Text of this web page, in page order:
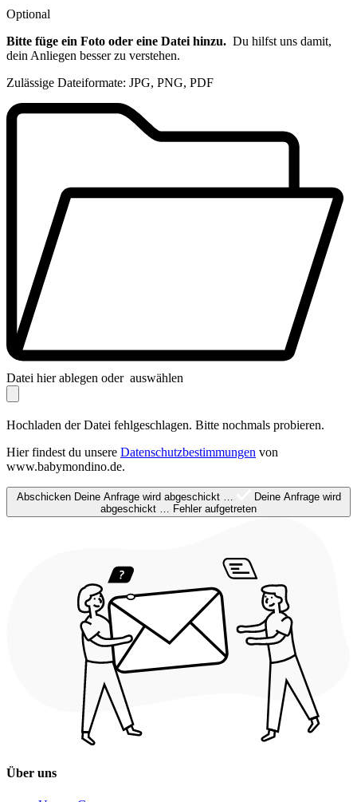
Optional
Bitte füge ein Foto oder eine Datei hinzu. Du hilfst uns damit,
dein Anliegen besser zu verstehen.
Zulässige Dateiformate: JPG, PNG, PDF
Datei hier ablegen oder auswählen
Hochladen der Datei fehlgeschlagen. Bitte nochmals probieren.
Hier findest du unsere Datenschutzbestimmungen von
www.babymondino.de.
Abschicken Deine Anfrage wird abgeschickt …
Deine Anfrage wird
abgeschickt … Fehler aufgetreten
Über uns